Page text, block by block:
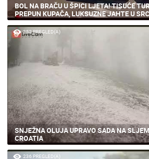
BOL NA BRAČU U ŠPICI LJETA! TISUĆE
PREPUN KUPAČA, LUKSUZNE JAHTE U
252 PREGLED(A)
SNJEŽNA OLUJA UPRAVO SADA NA
CROATIA
236 PREGLED(A)